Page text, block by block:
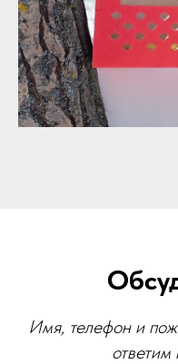
Имя, телефон и